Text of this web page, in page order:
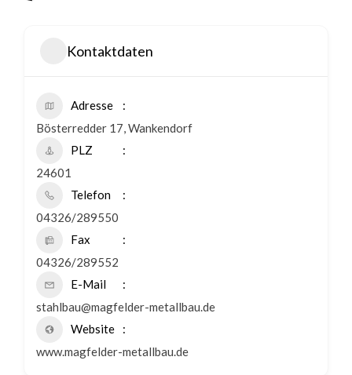
Kontaktdaten
Adresse
Bösterredder 17, Wankendorf
PLZ
24601
Telefon
04326/289550
Fax
04326/289552
E-Mail
stahlbau@magfelder-metallbau.de
Website
www.magfelder-metallbau.de